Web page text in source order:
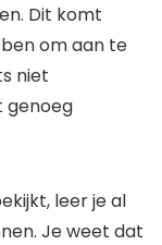
Dit komt
om aan te
niet
genoeg
leer je al
Je weet dat